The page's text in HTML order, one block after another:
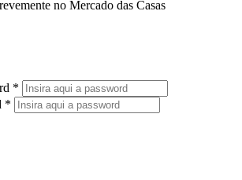
no Mercado das Casas
*
*